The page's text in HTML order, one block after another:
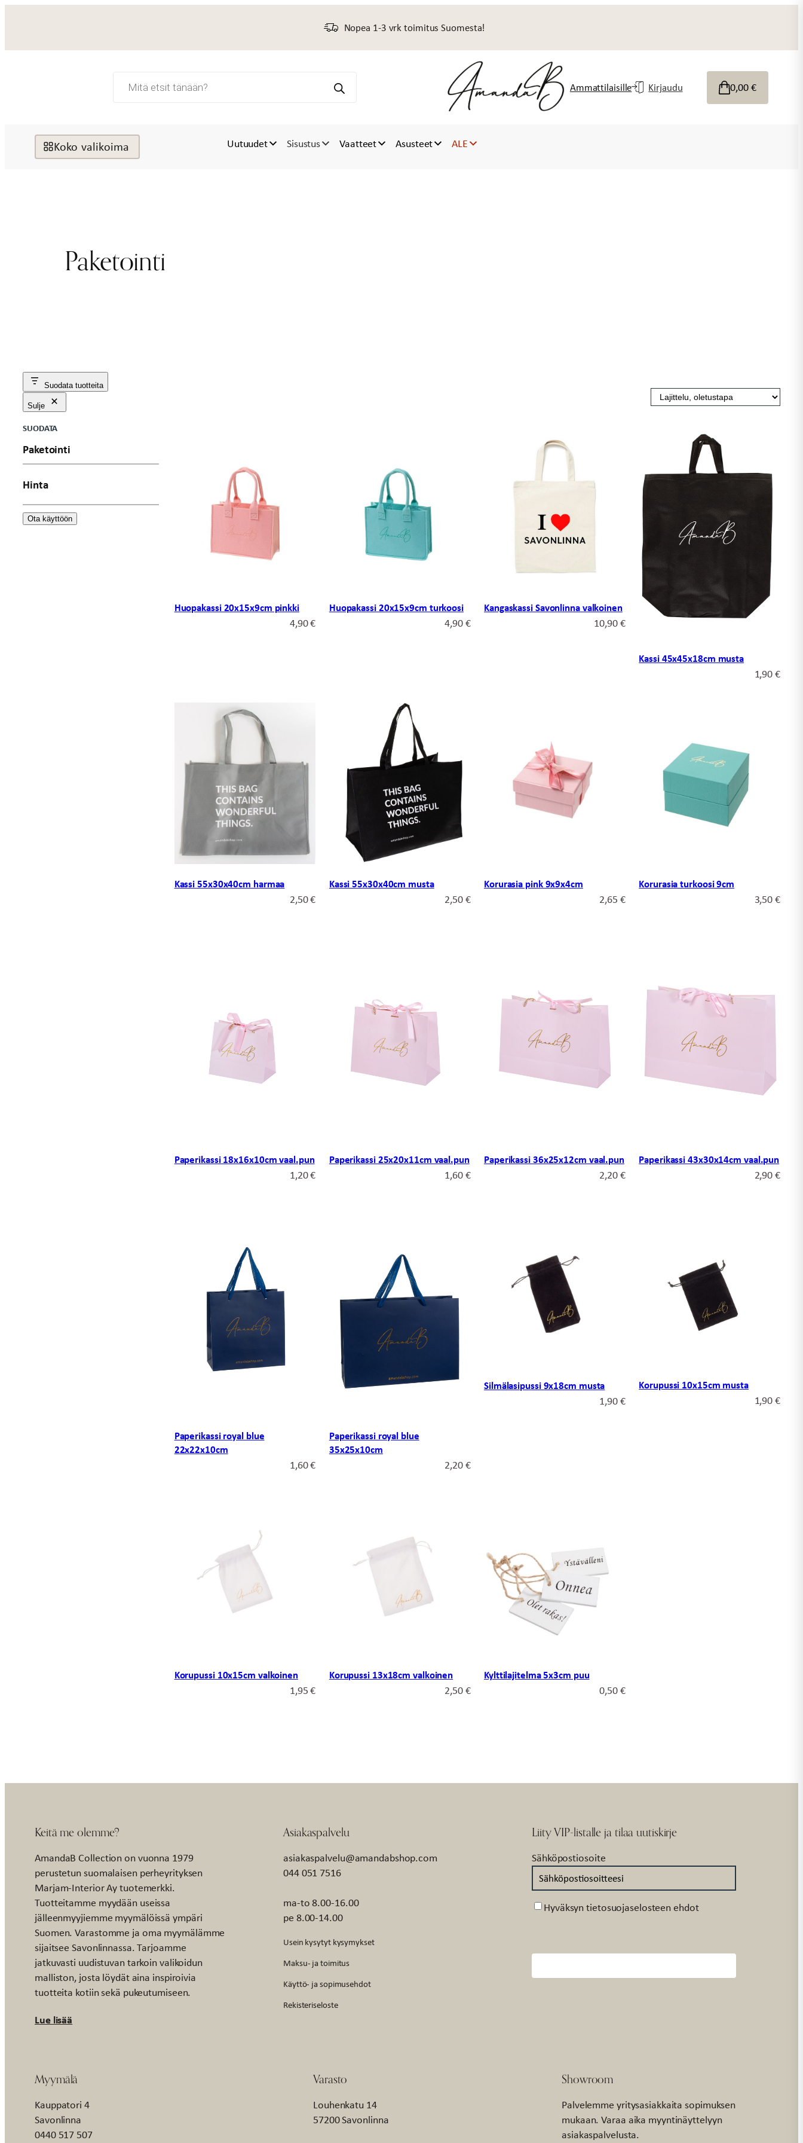
Nopea 1-3 vrk toimitus Suomesta!
search Ammattilaisille Kirjaudu 0,00€
Koko valikoima Uutuudet Sisustus Vaatteet Asusteet ALE
Paketointi
Suodata tuotteita
Sulje
SUODATA
Paketointi
Hinta
Ota käyttöön
Huopakassi 20x15x9cm pinkki
4,90€
Huopakassi 20x15x9cm turkoosi
4,90€
Kangaskassi Savonlinna valkoinen
10,90€
Kassi 45x45x18cm musta
1,90€
Kassi 55x30x40cm harmaa
2,50€
Kassi 55x30x40cm musta
2,50€
Korurasia pink 9x9x4cm
2,65 €
Korurasia turkoosi 9cm
3,50€
Paperikassi 18x16x10cm vaal.pun
1,20€
Paperikassi 25x20x11cm vaal.pun
1,60€
Paperikassi 36x25x12cm vaal.pun
2,20€
Paperikassi 43x30x14cm vaal.pun
2,90€
Paperikassi royal blue
22x22x10cm
1,60€
Paperikassi royal blue
35x25x10cm
2,20€
Silmälasipussi 9x18cm musta
1,90€
Korupussi 10x15cm musta
1,90€
Korupussi 10x15cm valkoinen
1,95€
Korupussi 13x18cm valkoinen
2,50€
Kylttilajitelma 5x3cm puu
0,50€
Keitä me olemme?
AmandaB Collection on vuonna 1979
perustetun suomalaisen perheyrityksen
Marjam-Interior Ay tuotemerkki.
Tuotteitamme myydään useissa
jälleenmyyjiemme myymälöissä ympäri
Suomen. Varastomme ja oma myymälämme
sijaitsee Savonlinnassa. Tarjoamme
jatkuvasti uudistuvan tarkoin valikoidun
malliston, josta löydät aina inspiroivia
tuotteita kotiin sekä pukeutumiseen.
Lue lisää
Asiakaspalvelu
asiakaspalvelu@amandabshop.com
044 051 7516
ma-to 8.00-16.00
pe 8.00-14.00
Usein kysytyt kysymykset
Maksu- ja toimitus
Käyttö- ja sopimusehdot
Rekisteriseloste
Liity VIP-listalle ja tilaa uutiskirje
Sähköpostiosoite
Suostumus
Hyväksyn tietosuojaselosteen ehdot
Myymälä
Kauppatori 4
Savonlinna
0440 517 507
Varasto
Louhenkatu 14
57200 Savonlinna
Showroom
Palvelemme yritysasiakkaita sopimuksen
mukaan. Varaa aika myyntinäyttelyyn
asiakaspalvelusta.